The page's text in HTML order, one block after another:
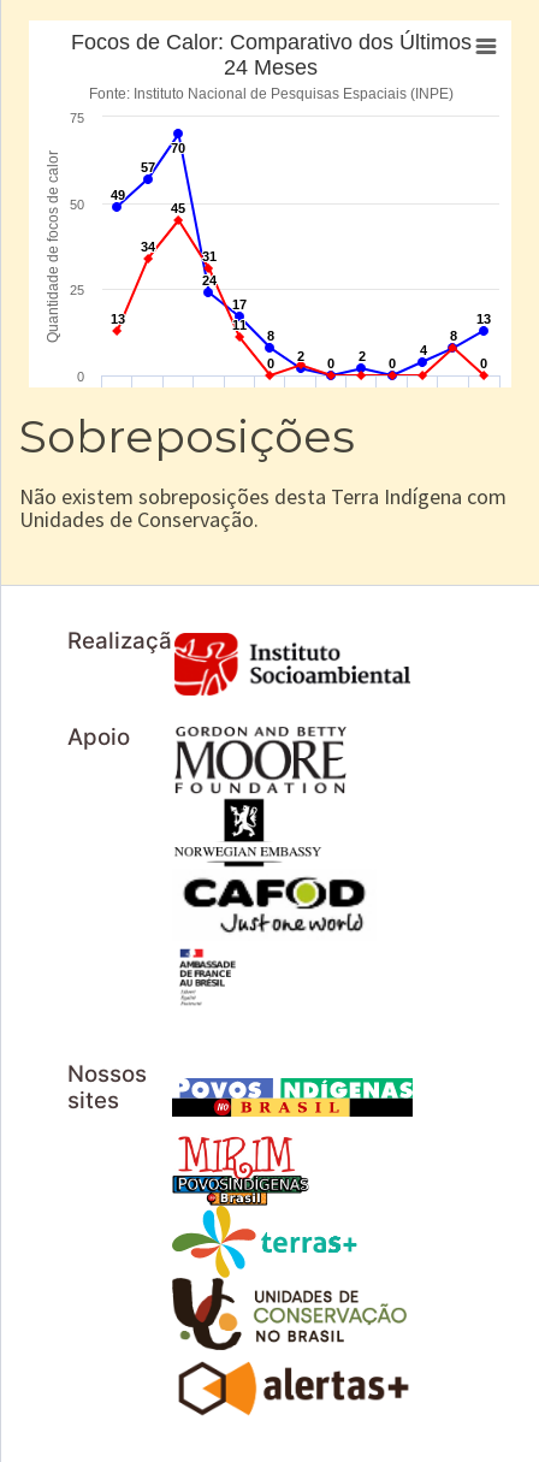
Sobreposições
Não existem sobreposições desta Terra Indígena com
Unidades de Conservação.